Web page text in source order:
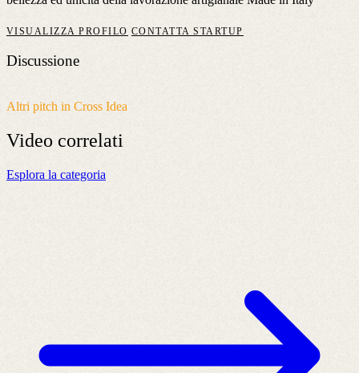
VISUALIZZA PROFILO CONTATTA STARTUP
Discussione
Altri pitch in Cross Idea
Video correlati
Esplora la categoria